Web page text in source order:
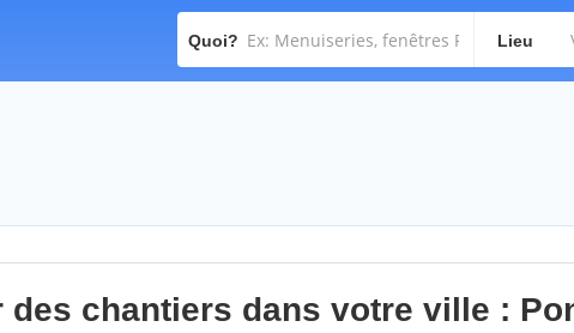
Quoi? Lieu
des chantiers dans votre ville :